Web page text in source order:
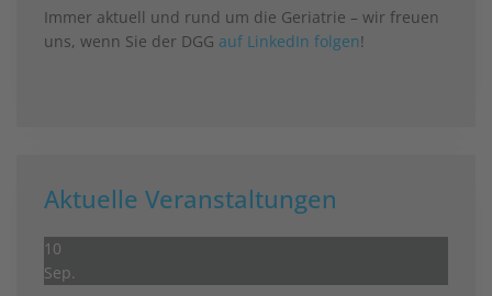
Immer aktuell und rund um die Geriatrie – wir freuen
uns, wenn Sie der DGG auf LinkedIn folgen!
Aktuelle Veranstaltungen
10
Sep.